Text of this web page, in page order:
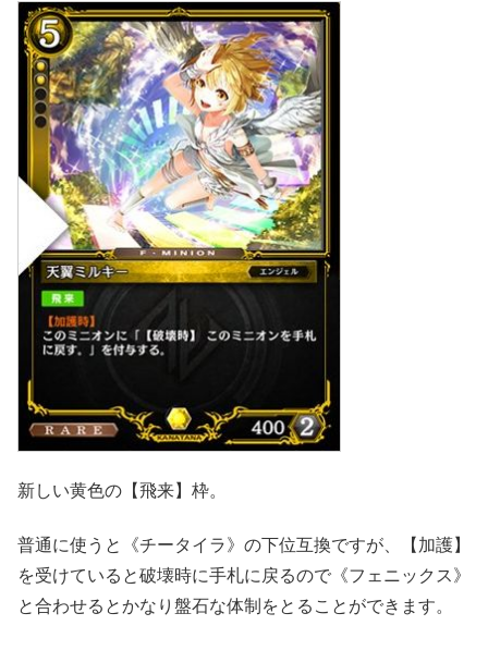
新しい黄色の【飛来】枠。
普通に使うと《チータイラ》の下位互換ですが、【加護】
を受けていると破壊時に手札に戻るので《フェニックス》
と合わせるとかなり盤石な体制をとることができます。